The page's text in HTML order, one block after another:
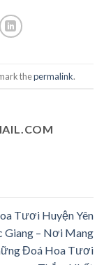
thepermalink.
Tươi Huyện Yên
Giang – Nơi Mang
Đoá Hoa Tươi